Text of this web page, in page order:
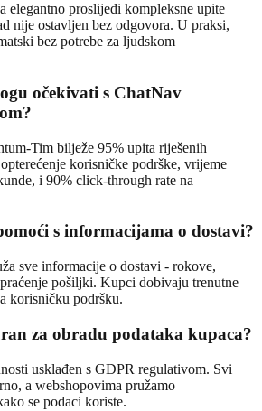
elegantno proslijedi kompleksne upite
nije ostavljen bez odgovora. U praksi,
bez potrebe za ljudskom
očekivati s ChatNav
Tim bilježe 95% upita riješenih
korisničke podrške, vrijeme
i 90% click-through rate na
s informacijama o dostavi?
sve informacije o dostavi - rokove,
pošiljki. Kupci dobivaju trenutne
korisničku podršku.
za obradu podataka kupaca?
usklađen s GDPR regulativom. Svi
a webshopovima pružamo
se podaci koriste.